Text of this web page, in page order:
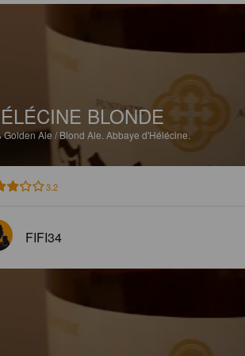
BLONDE
Golden Ale / Blond Ale. Abbaye d'Hélécine.
3.2
FIFI34